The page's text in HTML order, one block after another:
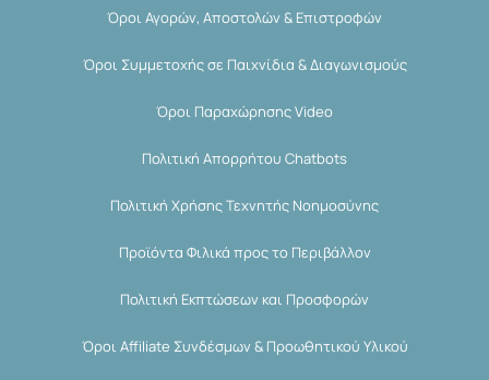
Όροι Αγορών, Αποστολών & Επιστροφών
Όροι Συμμετοχής σε Παιχνίδια & Διαγωνισμούς
Όροι Παραχώρησης Video
Πολιτική Απορρήτου Chatbots
Πολιτική Χρήσης Τεχνητής Νοημοσύνης
Προϊόντα Φιλικά προς το Περιβάλλον
Πολιτική Εκπτώσεων και Προσφορών
Όροι Affiliate Συνδέσμων & Προωθητικού Υλικού